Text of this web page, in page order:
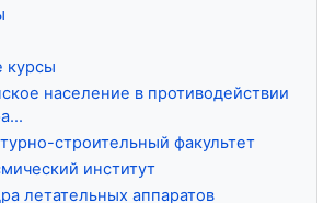
курсы
население в противодействии
строительный факультет
институт
летательных аппаратов